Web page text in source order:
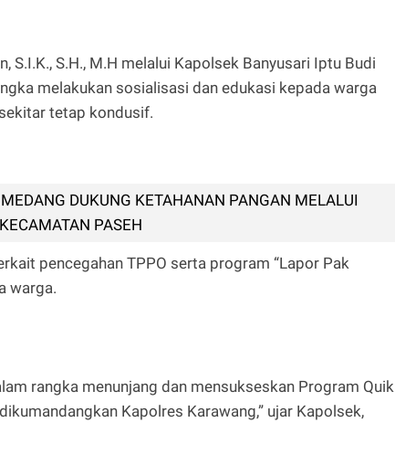
S.I.K., S.H., M.H melalui Kapolsek Banyusari Iptu Budi
melakukan sosialisasi dan edukasi kepada warga
tetap kondusif.
DUKUNG KETAHANAN PANGAN MELALUI
PASEH
pencegahan TPPO serta program “Lapor Pak
warga.
rangka menunjang dan mensukseskan Program Quik
Kapolres Karawang,” ujar Kapolsek,